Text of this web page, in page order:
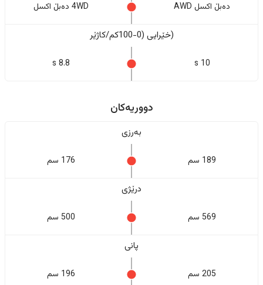
دەبڵ اکسل AWD 4WD دەبڵ اکسل
(خێرایی (0-100کم/کاژێر
10 s
8.8 s
دووریەکان
بەرزی
189 سم 176 سم
درێژی
569 سم 500 سم
پانی
205 سم 196 سم